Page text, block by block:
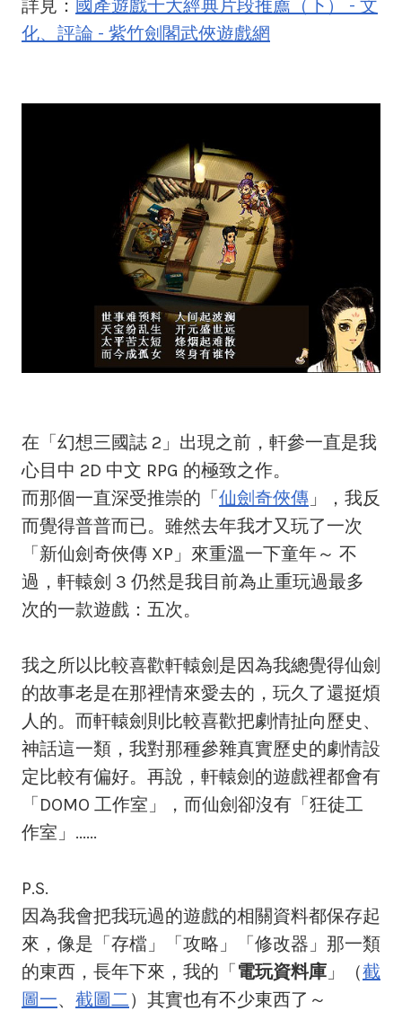
詳見： 國產遊戲十大經典片段推薦（下） - 文
化、評論 - 紫竹劍閣武俠遊戲網
在「幻想三國誌 2」出現之前，軒參一直是我
心目中 2D 中文 RPG 的極致之作。
而那個一直深受推崇的「 仙劍奇俠傳 」，我反
而覺得普普而已。雖然去年我才又玩了一次
「新仙劍奇俠傳 XP」來重溫一下童年～ 不
過，軒轅劍 3 仍然是我目前為止重玩過最多
次的一款遊戲：五次。
我之所以比較喜歡軒轅劍是因為我總覺得仙劍
的故事老是在那裡情來愛去的，玩久了還挺煩
人的。而軒轅劍則比較喜歡把劇情扯向歷史、
神話這一類，我對那種參雜真實歷史的劇情設
定比較有偏好。再說，軒轅劍的遊戲裡都會有
「DOMO 工作室」，而仙劍卻沒有「狂徒工
作室」......
P.S.
因為我會把我玩過的遊戲的相關資料都保存起
來，像是「存檔」「攻略」「修改器」那一類
的東西，長年下來，我的「 電玩資料庫 」（截
圖一、 截圖二）其實也有不少東西了～